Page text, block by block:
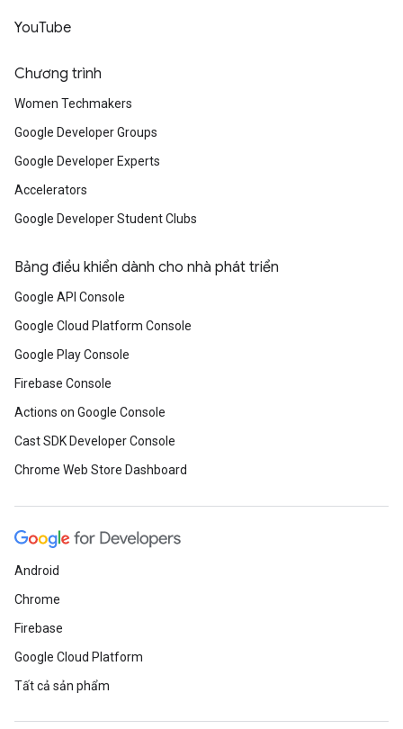
YouTube
Chương trình
Women Techmakers
Google Developer Groups
Google Developer Experts
Accelerators
Google Developer Student Clubs
Bảng điều khiển dành cho nhà phát triển
Google API Console
Google Cloud Platform Console
Google Play Console
Firebase Console
Actions on Google Console
Cast SDK Developer Console
Chrome Web Store Dashboard
Android
Chrome
Firebase
Google Cloud Platform
Tất cả sản phẩm